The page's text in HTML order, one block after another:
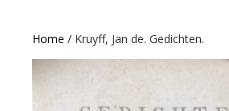
Home / Kruyff, Jan de. Gedichten.